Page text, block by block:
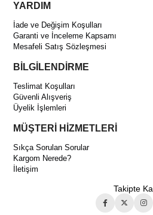
YARDIM
İade ve Değişim Koşulları
Garanti ve İnceleme Kapsamı
Mesafeli Satış Sözleşmesi
BİLGİLENDİRME
Teslimat Koşulları
Güvenli Alışveriş
Üyelik İşlemleri
MÜŞTERİ HİZMETLERİ
Sıkça Sorulan Sorular
Kargom Nerede?
İletişim
Takipte Kal